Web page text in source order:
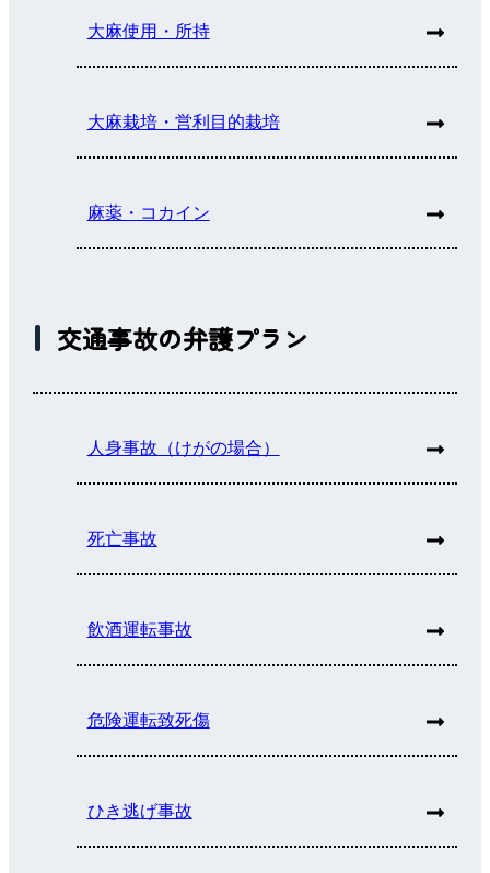
大麻使用・所持
大麻栽培・営利目的栽培
麻薬・コカイン
交通事故の弁護プラン
人身事故（けがの場合）
死亡事故
飲酒運転事故
危険運転致死傷
ひき逃げ事故